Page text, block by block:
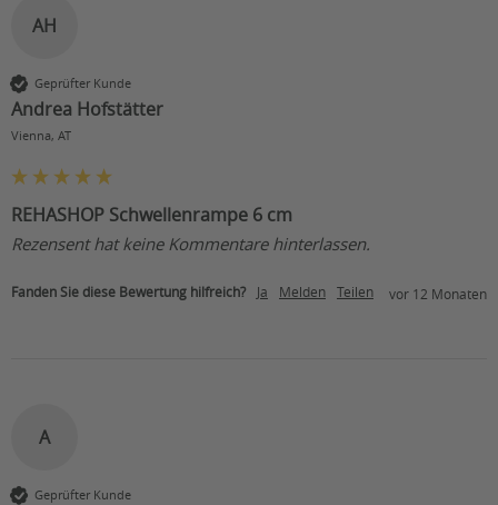
AH
Geprüfter Kunde
Andrea Hofstätter
Vienna, AT
REHASHOP Schwellenrampe 6 cm
Rezensent hat keine Kommentare hinterlassen.
Fanden Sie diese Bewertung hilfreich? Ja Melden Teilen vor 12 Monaten
A
Geprüfter Kunde